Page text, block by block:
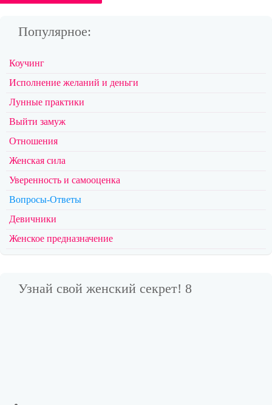
Популярное:
Коучинг
Исполнение желаний и деньги
Лунные практики
Выйти замуж
Отношения
Женская сила
Уверенность и самооценка
Вопросы-Ответы
Девичники
Женское предназначение
Узнай свой женский секрет! 8